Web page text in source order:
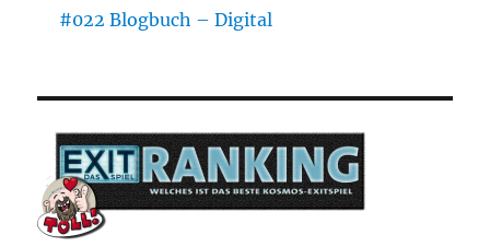
#022 Blogbuch – Digital